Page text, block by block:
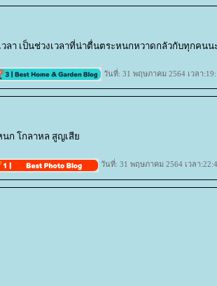
วลา เป็นช่วงเวลาที่น่าตื่นตระหนกหวาดกลัวกับทุกคนน
วันที่: 31 พฤษภาคม 2564 เวลา
นก โกลาหล สูญเสี
วันที่: 31 พฤษภาคม 2564 เวลา